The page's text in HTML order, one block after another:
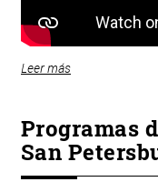
Leer más
Programas
San